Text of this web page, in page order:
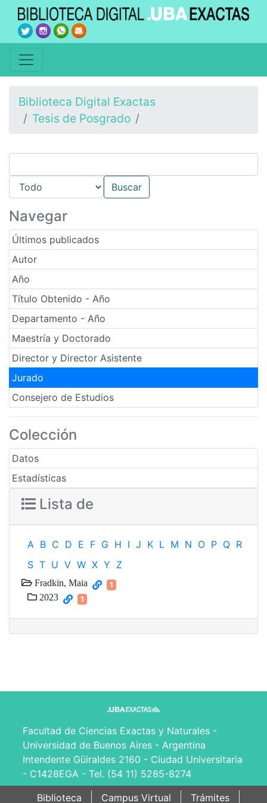
Biblioteca Digital Exactas
Tesis de Posgrado
Navegar
Últimos publicados
Autor
Año
Título Obtenido - Año
Departamento - Año
Maestría y Doctorado
Director y Director Asistente
Jurado
Consejero de Estudios
Colección
Datos
Estadísticas
Lista de
A B C D E F G H I J K L M N O P Q R
S T U V W X Y Z
Fradkin, Maia 1
2023 1
Facultad de Ciencias Exactas y Naturales -
Universidad de Buenos Aires - Argentina
Intendente Güiraldes 2160 - Ciudad Universitaria
- C1428EGA - Tel. (54 11) 5285-8274
Biblioteca
Campus Virtual Trámites